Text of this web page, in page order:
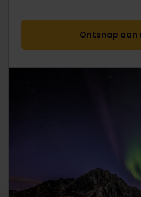
Ontsnap